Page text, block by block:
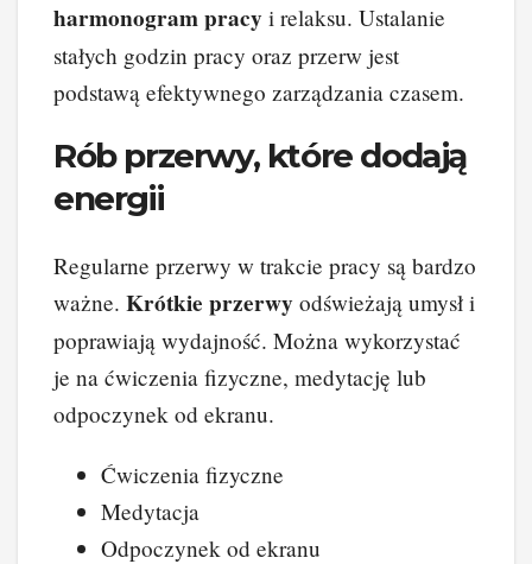
harmonogram pracy i relaksu. Ustalanie
stałych godzin pracy oraz przerw jest
podstawą efektywnego zarządzania czasem.
Rób przerwy, które dodają
energii
Regularne przerwy w trakcie pracy są bardzo
ważne. Krótkie przerwy odświeżają umysł i
poprawiają wydajność. Można wykorzystać
je na ćwiczenia fizyczne, medytację lub
odpoczynek od ekranu.
Ćwiczenia fizyczne
Medytacja
Odpoczynek od ekranu